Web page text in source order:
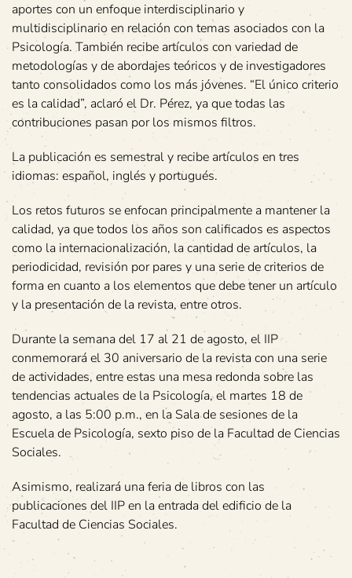
aportes con un enfoque interdisciplinario y
multidisciplinario en relación con temas asociados con la
Psicología. También recibe artículos con variedad de
metodologías y de abordajes teóricos y de investigadores
tanto consolidados como los más jóvenes. “El único criterio
es la calidad”, aclaró el Dr. Pérez, ya que todas las
contribuciones pasan por los mismos filtros.
La publicación es semestral y recibe artículos en tres
idiomas: español, inglés y portugués.
Los retos futuros se enfocan principalmente a mantener la
calidad, ya que todos los años son calificados es aspectos
como la internacionalización, la cantidad de artículos, la
periodicidad, revisión por pares y una serie de criterios de
forma en cuanto a los elementos que debe tener un artículo
y la presentación de la revista, entre otros.
Durante la semana del 17 al 21 de agosto, el IIP
conmemorará el 30 aniversario de la revista con una serie
de actividades, entre estas una mesa redonda sobre las
tendencias actuales de la Psicología, el martes 18 de
agosto, a las 5:00 p.m., en la Sala de sesiones de la
Escuela de Psicología, sexto piso de la Facultad de Ciencias
Sociales.
Asimismo, realizará una feria de libros con las
publicaciones del IIP en la entrada del edificio de la
Facultad de Ciencias Sociales.